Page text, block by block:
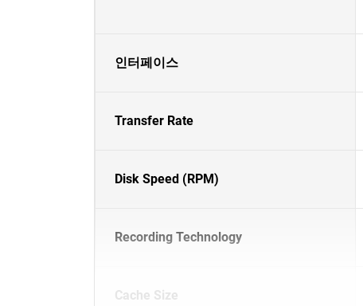
인터페이스
Transfer Rate
Disk Speed (RPM)
Recording Technology
Cache Size